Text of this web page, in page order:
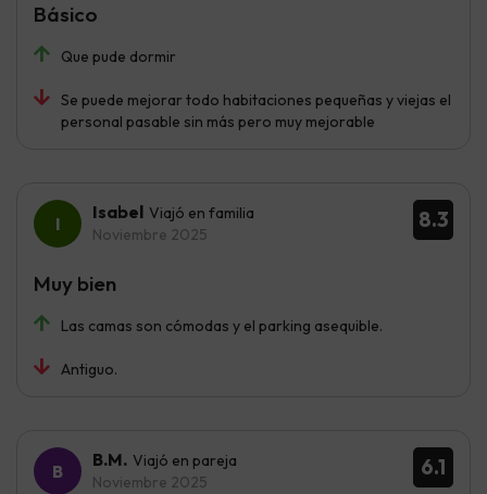
Que pude dormir
Se puede mejorar todo habitaciones pequeñas y viejas el
personal pasable sin más pero muy mejorable
Básico
8.3
Isabel Viajó en familia
Noviembre 2025
Las camas son cómodas y el parking asequible.
Antiguo.
Muy bien
6.1
B.M. Viajó en pareja
Noviembre 2025